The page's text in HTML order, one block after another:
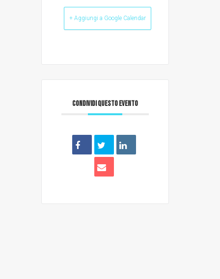
+ Aggiungi a Google Calendar
CONDIVIDI QUESTO EVENTO